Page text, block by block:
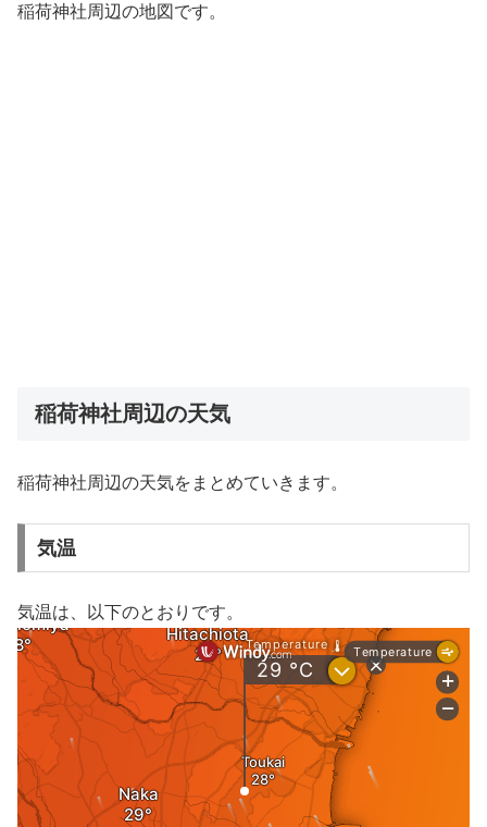
稲荷神社周辺の地図です。
稲荷神社周辺の天気
稲荷神社周辺の天気をまとめていきます。
気温
気温は、以下のとおりです。